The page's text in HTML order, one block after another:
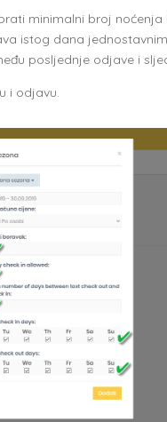
minimalni broj
istog dana
posljednje odjave i
i odjavu.